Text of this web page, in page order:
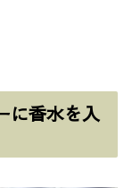
に香水を入